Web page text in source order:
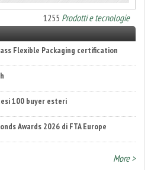
1255 Prodotti e tecnologie
Flexible Packaging certification
100 buyer esteri
Awards 2026 di FTA Europe
More >